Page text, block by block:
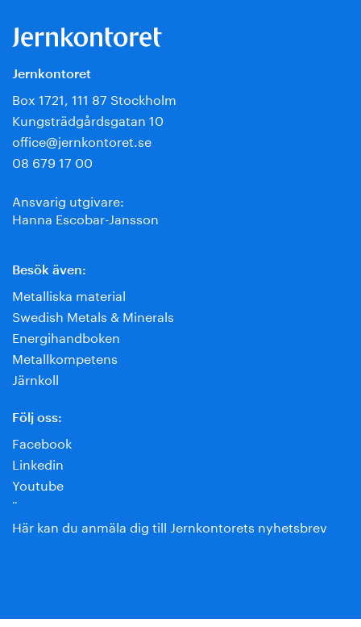
Jernkontoret
Box 1721, 111 87 Stockholm
Kungsträdgårdsgatan 10
office@jernkontoret.se
08 679 17 00
Ansvarig utgivare:
Hanna Escobar-Jansson
Besök även:
Metalliska material
Swedish Metals & Minerals
Energihandboken
Metallkompetens
Järnkoll
Följ oss:
Facebook
Linkedin
Youtube
¨
Här kan du anmäla dig till Jernkontorets nyhetsbrev